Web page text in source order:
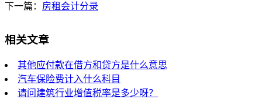
下一篇： 房租会计分录
相关文章
其他应付款在借方和贷方是什么意思
汽车保险费计入什么科目
请问建筑行业增值税率是多少呀？